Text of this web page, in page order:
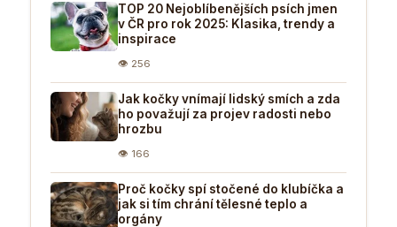
TOP 20 Nejoblíbenějších psích jmen
v ČR pro rok 2025: Klasika, trendy a
inspirace
👁 256
Jak kočky vnímají lidský smích a zda
ho považují za projev radosti nebo
hrozbu
👁 166
Proč kočky spí stočené do klubíčka a
jak si tím chrání tělesné teplo a
orgány